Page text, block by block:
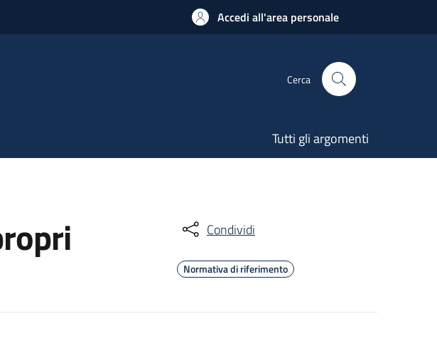
Accedi all'area personale
Cerca
Tutti gli argomenti
Condividi
Normativa di riferimento